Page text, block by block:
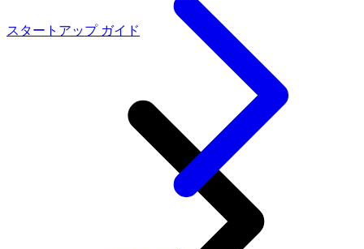
スタートアップ ガイド